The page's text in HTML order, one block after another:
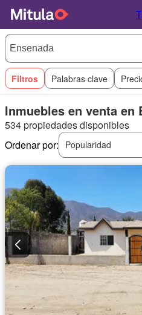
Filtros Palabras clave
Inmuebles en venta en
534 propiedades disponibles
Ordenar por:
Popularidad